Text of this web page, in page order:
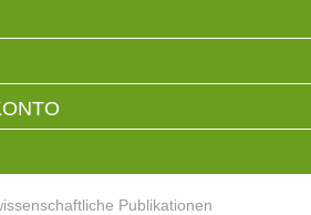
Publikationen